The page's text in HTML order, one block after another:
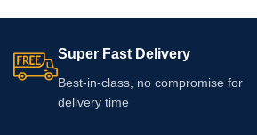
Super Fast Delivery
Best-in-class, no compromise for
delivery time